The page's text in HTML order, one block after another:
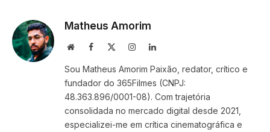
Matheus Amorim
WebsiteFacebook InstagramLinkedIn
Sou Matheus Amorim Paixão, redator, crítico e
fundador do 365Filmes (CNPJ:
48.363.896/0001-08). Com trajetória
consolidada no mercado digital desde 2021,
especializei-me em crítica cinematográfica e